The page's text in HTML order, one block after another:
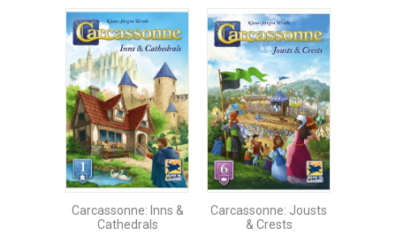
Carcassonne: Inns &
Cathedrals
Carcassonne: Jousts
& Crests